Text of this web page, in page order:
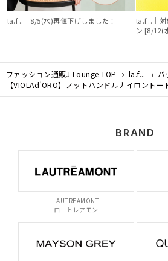
la.f...│8/5(水)再値下げしました！
la.f...│対
ン [8/12(
ファッション通販J Lounge TOP la.f... バ
【VIOLAd'ORO】ノットハンドルナイロントー
BRAND
LAUTREAMONT
ロートレアモン